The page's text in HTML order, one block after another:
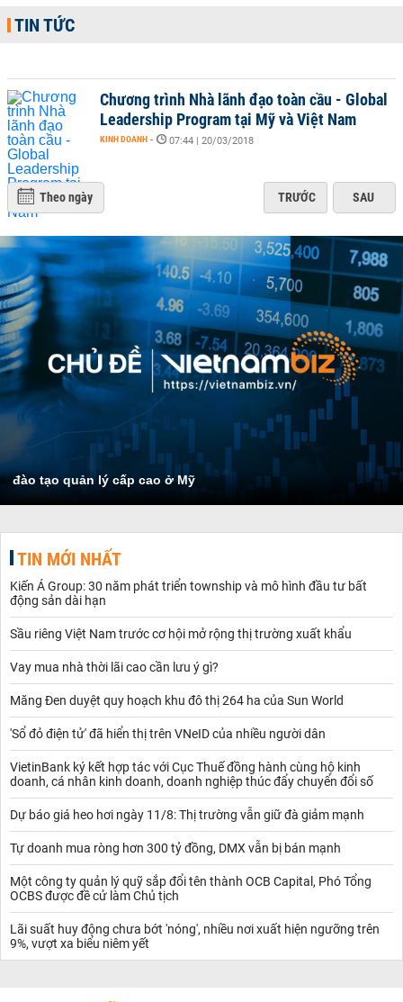
TIN TỨC
Chương trình Nhà lãnh đạo toàn cầu - Global
Leadership Program tại Mỹ và Việt Nam
KINH DOANH - 07:44 | 20/03/2018
Theo ngày TRƯỚC SAU
đào tạo quản lý cấp cao ở Mỹ
TIN MỚI NHẤT
Kiến Á Group: 30 năm phát triển township và mô hình đầu tư bất
động sản dài hạn
Sầu riêng Việt Nam trước cơ hội mở rộng thị trường xuất khẩu
Vay mua nhà thời lãi cao cần lưu ý gì?
Măng Đen duyệt quy hoạch khu đô thị 264 ha của Sun World
'Sổ đỏ điện tử' đã hiển thị trên VNeID của nhiều người dân
VietinBank ký kết hợp tác với Cục Thuế đồng hành cùng hộ kinh
doanh, cá nhân kinh doanh, doanh nghiệp thúc đẩy chuyển đổi số
Dự báo giá heo hơi ngày 11/8: Thị trường vẫn giữ đà giảm mạnh
Tự doanh mua ròng hơn 300 tỷ đồng, DMX vẫn bị bán mạnh
Một công ty quản lý quỹ sắp đổi tên thành OCB Capital, Phó Tổng
OCBS được đề cử làm Chủ tịch
Lãi suất huy động chưa bớt 'nóng', nhiều nơi xuất hiện ngưỡng trên
9%, vượt xa biểu niêm yết